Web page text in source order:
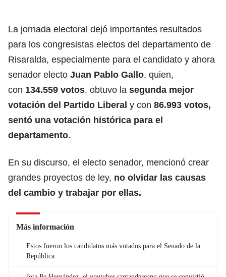
La jornada electoral dejó importantes resultados
para los congresistas electos del departamento de
Risaralda, especialmente para el candidato y ahora
senador electo Juan Pablo Gallo, quien,
con 134.559 votos, obtuvo la segunda mejor
votación del Partido Liberal y con 86.993 votos,
sentó una votación histórica para el
departamento.
En su discurso, el electo senador, mencionó crear
grandes proyectos de ley, no olvidar las causas
del cambio y trabajar por ellas.
Más información
Estos fueron los candidatos más votados para el Senado de la
República